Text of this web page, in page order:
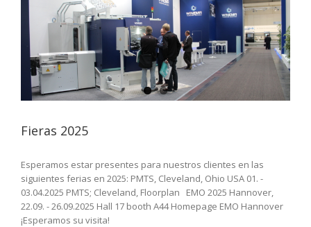
Fieras 2025
Esperamos estar presentes para nuestros clientes en las
siguientes ferias en 2025: PMTS, Cleveland, Ohio USA 01. -
03.04.2025 PMTS; Cleveland, Floorplan EMO 2025 Hannover,
22.09. - 26.09.2025 Hall 17 booth A44 Homepage EMO Hannover
¡Esperamos su visita!